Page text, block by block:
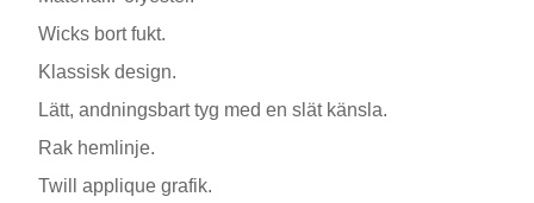
Wicks bort fukt.
Klassisk design.
Lätt, andningsbart tyg med en slät känsla.
Rak hemlinje.
Twill applique grafik.